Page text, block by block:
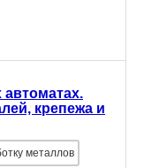
автоматах.
крепежа и
металлов